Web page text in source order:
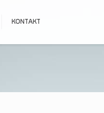
KONTAKT